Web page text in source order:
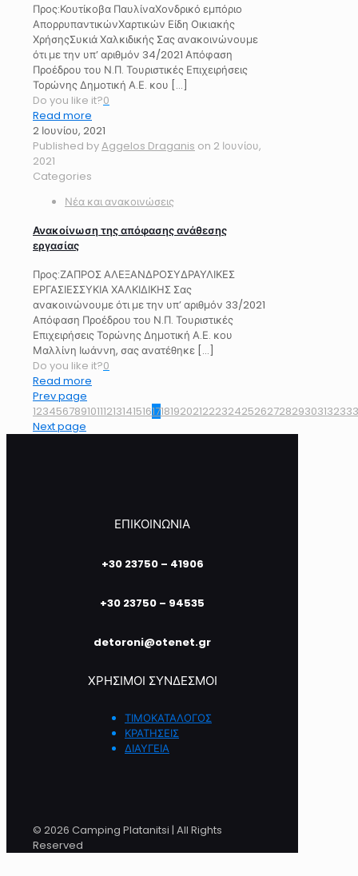
Προς:Κουτίκοβα ΠαυλίναΧονδρικό εμπόριο
ΑπορρυπαντικώνΧαρτικών Είδη Οικιακής
ΧρήσηςΣυκιά Χαλκιδικής Σας ανακοινώνουμε
ότι με την υπ’ αριθμόν 34/2021 Απόφαση
Προέδρου του Ν.Π. Τουριστικές Επιχειρήσεις
Τορώνης Δημοτική Α.Ε. κου […]
Do you like it?0
Read more
2 Ιουνίου, 2021
Published byAggelos Draganis on 2 Ιουνίου,
2021
Categories
Νέα και ανακοινώσεις
Ανακοίνωση της απόφασης ανάθεσης
εργασίας
Προς:ΖΑΠΡΟΣ ΑΛΕΞΑΝΔΡΟΣΥΔΡΑΥΛΙΚΕΣ
ΕΡΓΑΣΙΕΣΣΥΚΙΑ ΧΑΛΚΙΔΙΚΗΣ Σας
ανακοινώνουμε ότι με την υπ’ αριθμόν 33/2021
Απόφαση Προέδρου του Ν.Π. Τουριστικές
Επιχειρήσεις Τορώνης Δημοτική Α.Ε. κου
Μαλλίνη Ιωάννη, σας ανατέθηκε […]
Do you like it?0
Read more
Prev page
123456789101112131415161718192021222324252627282930313233
Next page
ΕΠΙΚΟΙΝΩΝΙΑ
+30 23750 – 41906
+30 23750 – 94535
detoroni@otenet.gr
ΧΡΗΣΙΜΟΙ ΣΥΝΔΕΣΜΟΙ
ΤΙΜΟΚΑΤΑΛΟΓΟΣ
ΚΡΑΤΗΣΕΙΣ
ΔΙΑΥΓΕΙΑ
© 2026 Camping Platanitsi | All Rights
Reserved